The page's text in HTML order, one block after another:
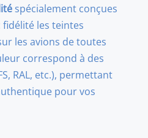
spécialement conçues
les teintes
les avions de toutes
correspond à des
RAL, etc.), permettant
pour vos